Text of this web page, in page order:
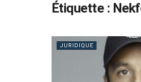
Étiquette :
JURIDIQUE